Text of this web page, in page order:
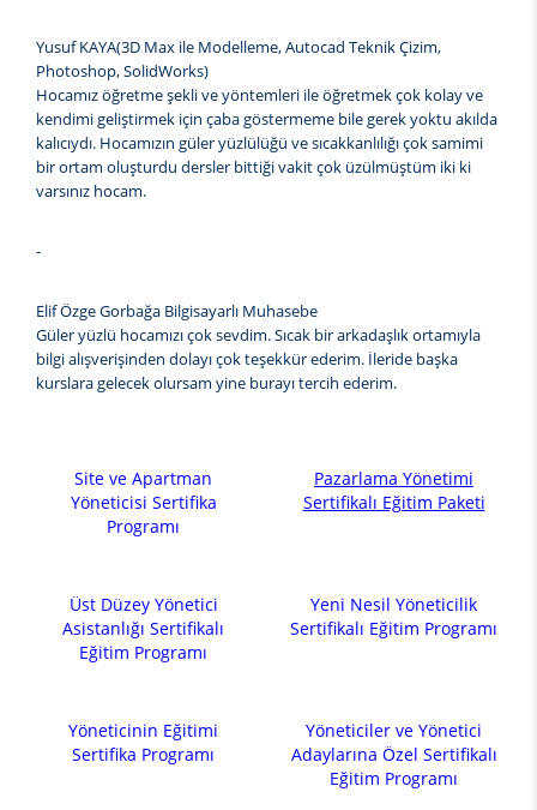
Yusuf KAYA(3D Max ile Modelleme, Autocad Teknik Çizim,
Photoshop, SolidWorks)
Hocamız öğretme şekli ve yöntemleri ile öğretmek çok kolay ve
kendimi geliştirmek için çaba göstermeme bile gerek yoktu akılda
kalıcıydı. Hocamızın güler yüzlülüğü ve sıcakkanlılığı çok samimi
bir ortam oluşturdu dersler bittiği vakit çok üzülmüştüm iki ki
varsınız hocam.
-
Elif Özge Gorbağa Bilgisayarlı Muhasebe
Güler yüzlü hocamızı çok sevdim. Sıcak bir arkadaşlık ortamıyla
bilgi alışverişinden dolayı çok teşekkür ederim. İleride başka
kurslara gelecek olursam yine burayı tercih ederim.
Site ve Apartman
Yöneticisi Sertifika
Programı
Pazarlama Yönetimi
Sertifikalı Eğitim Paketi
Üst Düzey Yönetici
Asistanlığı Sertifikalı
Eğitim Programı
Yeni Nesil Yöneticilik
Sertifikalı Eğitim Programı
Yöneticinin Eğitimi
Sertifika Programı
Yöneticiler ve Yönetici
Adaylarına Özel Sertifikalı
Eğitim Programı